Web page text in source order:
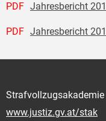
PDF Jahresbericht
PDF Jahresbericht
Strafvollzugsakademie
www.justiz.gv.at/stak